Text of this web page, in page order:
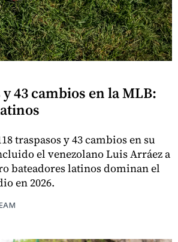
43 cambios en la MLB:
traspasos y 43 cambios en su
el venezolano Luis Arráez a
bateadores latinos dominan el
en 2026.